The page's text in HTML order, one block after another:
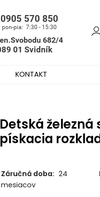
KONTAKT
Detská železná
pískacia
Záručná doba: 24
mesiacov